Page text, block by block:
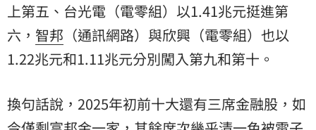
上第五、台光電（電零組）以1.41兆元挺進第
六， 智邦 （通訊網路）與欣興（電零組）也以
1.22兆元和1.11兆元分別闖入第九和第十。
換句話說，2025年初前十大還有三席金融股，如